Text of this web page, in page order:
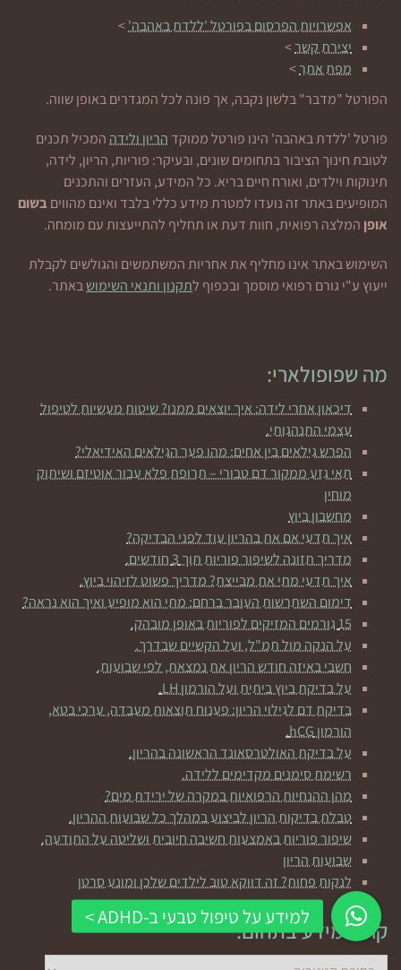
אפשרויות הפרסום בפורטל 'ללדת באהבה'>
יצירת קשר>
מפת אתר>
הפורטל "מדבר" בלשון נקבה, אך פונה לכל המגדרים באופן שווה.
פורטל 'ללדת באהבה' הינו פורטל ממוקד הריון ולידההמכיל תכנים
לטובת חינוך הציבור בתחומים שונים, ובעיקר: פוריות, הריון, לידה,
תינוקות וילדים, ואורח חיים בריא. כל המידע, העזרים והתכנים
המופיעים באתר זה נועדו למטרת מידע כללי בלבד ואינם מהוויםבשום
אופן המלצה רפואית, חוות דעת או תחליף להתייעצות עם מומחה.
השימוש באתר אינו מחליף את אחריות המשתמשים והגולשים לקבלת
ייעוץ ע"י גורם רפואי מוסמך ובכפוף לתקנון ותנאי השימושבאתר.
מה שפופולארי:
דיכאון אחרי לידה: איך יוצאים ממנו? שיטות מעשיות לטיפול
עצמי התנהגותי.
הפרש גילאים בין אחים: מהו פער הגילאים האידיאלי?
תאי גזע ממקור דם טבורי – תרופת פלא עבור אוטיזם ושיתוק
מוחין
מחשבון ביוץ
איך תדעי אם את בהריון עוד לפני הבדיקה?
מדריך תזונה לשיפור פוריות תוך 3 חודשים.
איך תדעי מתי את מבייצת? מדריך פשוט לזיהוי ביוץ.
דימום השתרשות העובר ברחם: מתי הוא מופיע ואיך הוא נראה?
15 גורמים המזיקים לפוריות באופן מובהק.
על הנקה מול תמ"ל, ועל הקשיים שבדרך.
חשבי באיזה חודש הריון את נמצאת, לפי שבועות.
על בדיקת ביוץ ביתית ועל הורמון LH.
בדיקת דם לגילוי הריון: פענוח תוצאות מעבדה, ערכי בטא,
הורמון hCG.
על בדיקת האולטרסאונד הראשונה בהריון.
רשימת סימנים מקדימים ללידה.
מהן ההנחיות הרפואיות במקרה של ירידת מים?
טבלת בדיקות הריון לביצוע במהלך כל שבועות ההריון.
שיפור פוריות באמצעות חשיבה חיובית ושליטה על התודעה.
שבועות הריון
לנקות פחות? זה דווקא טוב לילדים שלכן ומונע סרטן
קראי מידע בתחום:
קראי